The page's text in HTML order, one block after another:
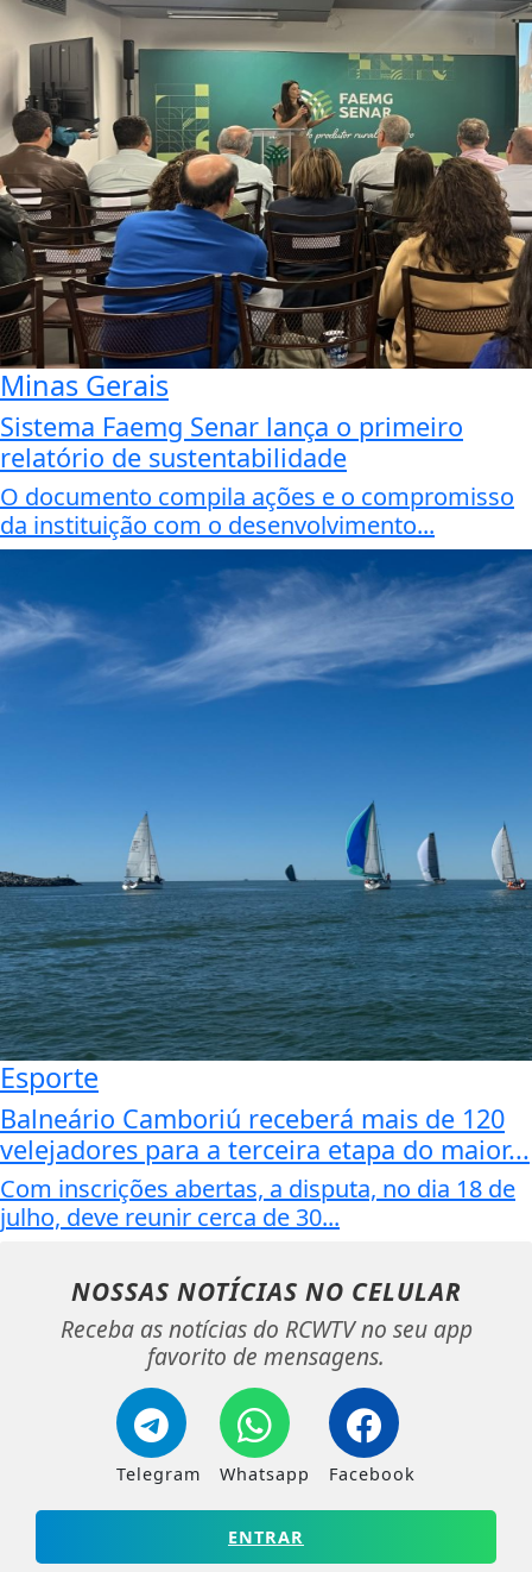
Minas Gerais
Sistema Faemg Senar lança o primeiro
relatório de sustentabilidade
O documento compila ações e o compromisso
da instituição com o desenvolvimento...
Esporte
Balneário Camboriú receberá mais de 120
velejadores para a terceira etapa do maior...
Com inscrições abertas, a disputa, no dia 18 de
julho, deve reunir cerca de 30...
NOSSAS NOTÍCIAS NO CELULAR
Receba as notícias do RCWTV no seu app
favorito de mensagens.
Telegram Whatsapp Facebook
ENTRAR